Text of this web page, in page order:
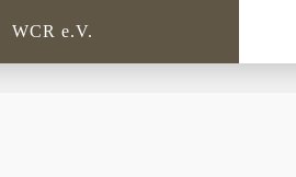
WCR e.V.